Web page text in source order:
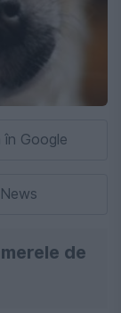
Google
de